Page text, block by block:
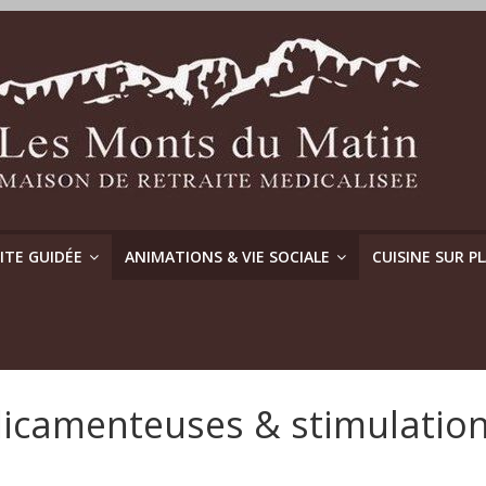
GUIDÉE ANIMATIONS & VIE SOCIALE CUISINE SUR
&